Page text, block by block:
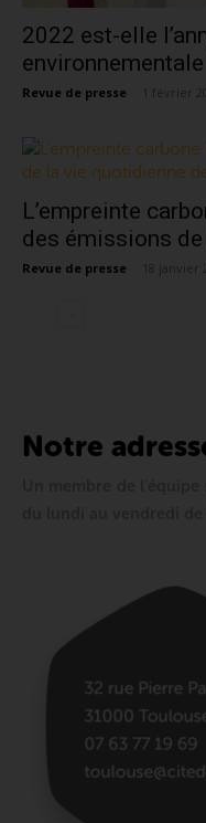
2022 est-elle
environnementale
Revue de presse 1 février
L’empreinte
des émissions de
Revue de presse
Notre